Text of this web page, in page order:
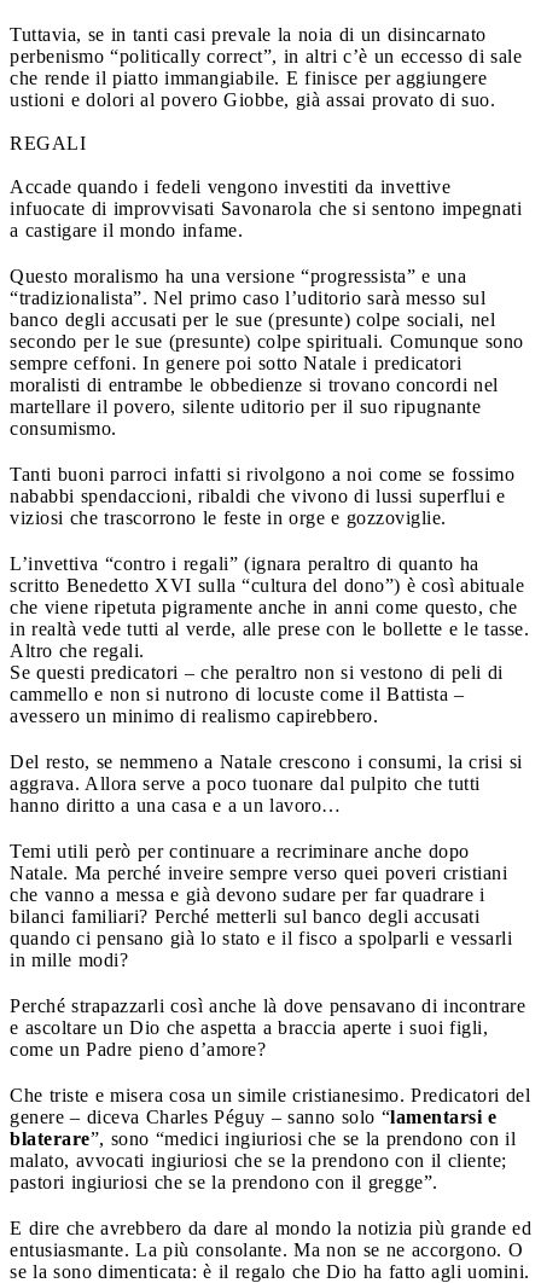
Tuttavia, se in tanti casi prevale la noia di un disincarnato
perbenismo “politically correct”, in altri c’è un eccesso di sale
che rende il piatto immangiabile. E finisce per aggiungere
ustioni e dolori al povero Giobbe, già assai provato di suo.
REGALI
Accade quando i fedeli vengono investiti da invettive
infuocate di improvvisati Savonarola che si sentono impegnati
a castigare il mondo infame.
Questo moralismo ha una versione “progressista” e una
“tradizionalista”. Nel primo caso l’uditorio sarà messo sul
banco degli accusati per le sue (presunte) colpe sociali, nel
secondo per le sue (presunte) colpe spirituali. Comunque sono
sempre ceffoni. In genere poi sotto Natale i predicatori
moralisti di entrambe le obbedienze si trovano concordi nel
martellare il povero, silente uditorio per il suo ripugnante
consumismo.
Tanti buoni parroci infatti si rivolgono a noi come se fossimo
nababbi spendaccioni, ribaldi che vivono di lussi superflui e
viziosi che trascorrono le feste in orge e gozzoviglie.
L’invettiva “contro i regali” (ignara peraltro di quanto ha
scritto Benedetto XVI sulla “cultura del dono”) è così abituale
che viene ripetuta pigramente anche in anni come questo, che
in realtà vede tutti al verde, alle prese con le bollette e le tasse.
Altro che regali.
Se questi predicatori – che peraltro non si vestono di peli di
cammello e non si nutrono di locuste come il Battista –
avessero un minimo di realismo capirebbero.
Del resto, se nemmeno a Natale crescono i consumi, la crisi si
aggrava. Allora serve a poco tuonare dal pulpito che tutti
hanno diritto a una casa e a un lavoro…
Temi utili però per continuare a recriminare anche dopo
Natale. Ma perché inveire sempre verso quei poveri cristiani
che vanno a messa e già devono sudare per far quadrare i
bilanci familiari? Perché metterli sul banco degli accusati
quando ci pensano già lo stato e il fisco a spolparli e vessarli
in mille modi?
Perché strapazzarli così anche là dove pensavano di incontrare
e ascoltare un Dio che aspetta a braccia aperte i suoi figli,
come un Padre pieno d’amore?
Che triste e misera cosa un simile cristianesimo. Predicatori del
genere – diceva Charles Péguy – sanno solo “lamentarsi e
blaterare”, sono “medici ingiuriosi che se la prendono con il
malato, avvocati ingiuriosi che se la prendono con il cliente;
pastori ingiuriosi che se la prendono con il gregge”.
E dire che avrebbero da dare al mondo la notizia più grande ed
entusiasmante. La più consolante. Ma non se ne accorgono. O
se la sono dimenticata: è il regalo che Dio ha fatto agli uomini.